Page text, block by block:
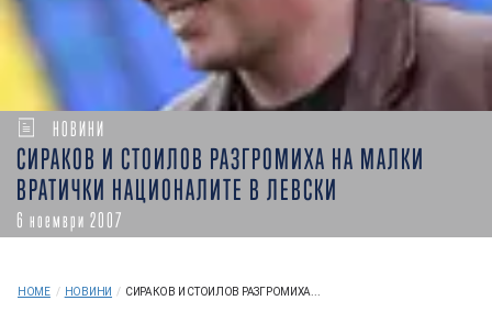
НОВИНИ
СИРАКОВ И СТОИЛОВ РАЗГРОМИХА НА МАЛКИ
ВРАТИЧКИ НАЦИОНАЛИТЕ В ЛЕВСКИ
6 ноември 2007
HOME / НОВИНИ / СИРАКОВ И СТОИЛОВ РАЗГРОМИХА...